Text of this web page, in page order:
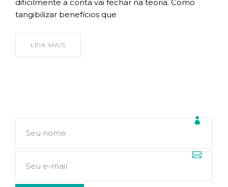
dificilmente a conta vai fechar na teoria. Como
tangibilizar benefícios que
LEIA MAIS